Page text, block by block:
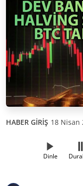
HABER GİRİŞ 18 Nisan
Dinle